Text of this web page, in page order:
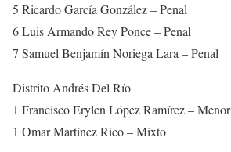
5 Ricardo García González – Penal
6 Luis Armando Rey Ponce – Penal
7 Samuel Benjamín Noriega Lara – Penal
Distrito Andrés Del Río
1 Francisco Erylen López Ramírez – Menor
1 Omar Martínez Rico – Mixto